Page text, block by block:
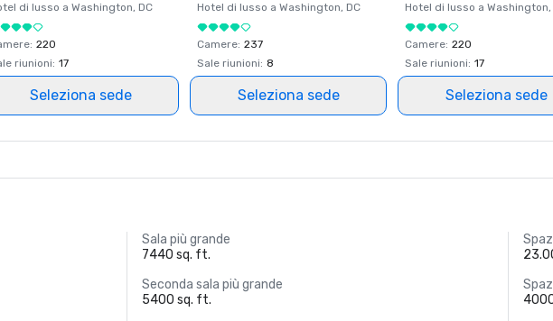
di lusso a Washington, DC
: 220
riunioni: 17
Seleziona sede
Hotel di lusso a Washington, DC
Camere: 237
Sale riunioni: 8
Seleziona sede
Hotel di lusso a Washington,
Camere: 220
Sale riunioni: 17
Seleziona sede
Sala più grande
7440 sq. ft.
Seconda sala più grande
5400 sq. ft.